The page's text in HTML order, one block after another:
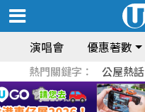
演唱會 優惠著數
熱門關鍵字： 公屋熱話